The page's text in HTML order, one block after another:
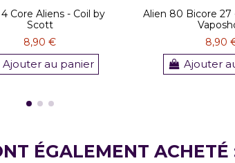
Core Aliens - Coil by
Scott
8,90 €
Ajouter au panier
Alien 80 Bicore 27
8,90
Ajouter
ÉGALEMENT ACHETÉ